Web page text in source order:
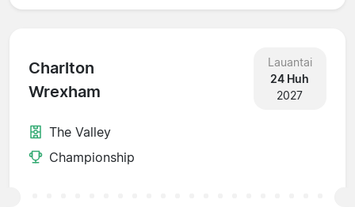
Charlton
Wrexham
Lauantai
24 Huh
2027
The Valley
Championship